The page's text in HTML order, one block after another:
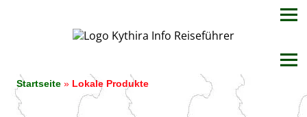
Startseite » Lokale Produkte